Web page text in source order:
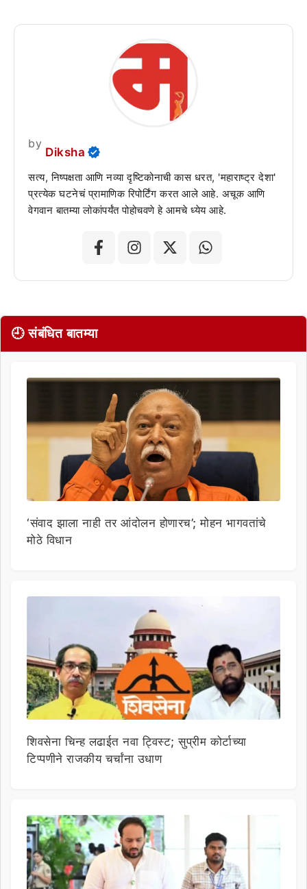
by
Diksha
सत्य, निष्पक्षता आणि नव्या दृष्टिकोनाची कास धरत, 'महाराष्ट्र देशा'
प्रत्येक घटनेचं प्रामाणिक रिपोर्टिंग करत आले आहे. अचूक आणि
वेगवान बातम्या लोकांपर्यंत पोहोचवणे हे आमचे ध्येय आहे.
🕘 संबंधित बातम्या
‘संवाद झाला नाही तर आंदोलन होणारच’; मोहन भागवतांचे
मोठे विधान
शिवसेना चिन्ह लढाईत नवा ट्विस्ट; सुप्रीम कोर्टाच्या
टिप्पणीने राजकीय चर्चांना उधाण